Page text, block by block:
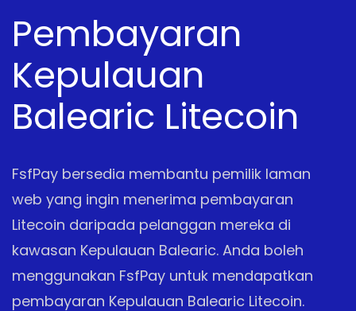
Pembayaran
Kepulauan
Balearic Litecoin
FsfPay bersedia membantu pemilik laman
web yang ingin menerima pembayaran
Litecoin daripada pelanggan mereka di
kawasan Kepulauan Balearic. Anda boleh
menggunakan FsfPay untuk mendapatkan
pembayaran Kepulauan Balearic Litecoin.